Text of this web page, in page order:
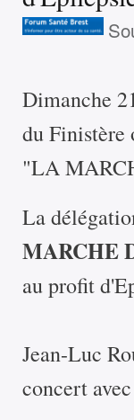
Dimanche
du Finistère
"LA
La
MARCHE
au profit
Jean-Luc
concert